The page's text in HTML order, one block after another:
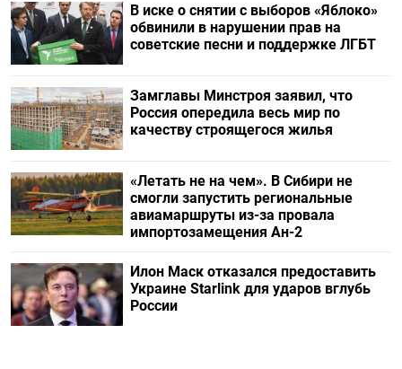
В иске о снятии с выборов «Яблоко»
обвинили в нарушении прав на
советские песни и поддержке ЛГБТ
Замглавы Минстроя заявил, что
Россия опередила весь мир по
качеству строящегося жилья
«Летать не на чем». В Сибири не
смогли запустить региональные
авиамаршруты из-за провала
импортозамещения Ан-2
Илон Маск отказался предоставить
Украине Starlink для ударов вглубь
России